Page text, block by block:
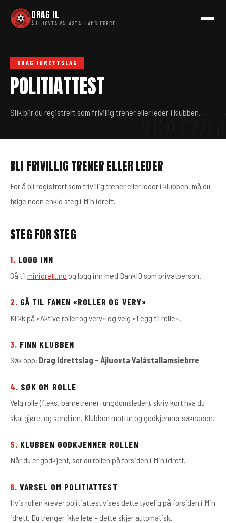
DRAG IL
ÁJLUOVTA VALÁSTALLAMSIEBRRE
DRAG IDRETTSLAG
POLITIATTEST
Slik blir du registrert som frivillig trener eller leder i klubben.
BLI FRIVILLIG TRENER ELLER LEDER
For å bli registrert som frivillig trener eller leder i klubben, må du
følge noen enkle steg i Min idrett.
STEG FOR STEG
1. LOGG INN
Gå til minidrett.no og logg inn med BankID som privatperson.
2. GÅ TIL FANEN «ROLLER OG VERV»
Klikk på «Aktive roller og verv» og velg «Legg til rolle».
3. FINN KLUBBEN
Søk opp: Drag Idrettslag – Ájluovta Valástallamsiebrre
4. SØK OM ROLLE
Velg rolle (f.eks. barnetrener, ungdomsleder), skriv kort hva du
skal gjøre, og send inn. Klubben mottar og godkjenner søknaden.
5. KLUBBEN GODKJENNER ROLLEN
Når du er godkjent, ser du rollen på forsiden i Min idrett.
6. VARSEL OM POLITIATTEST
Hvis rollen krever politiattest vises dette tydelig på forsiden i Min
idrett. Du trenger ikke lete – dette skjer automatisk.